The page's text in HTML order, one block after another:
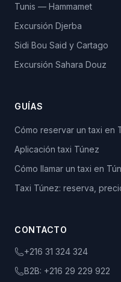
Tunis — Hammamet
Excursión Djerba
Sidi Bou Said y Cartago
Excursión Sahara Douz
GUÍAS
Cómo reservar un taxi en
Aplicación taxi Túnez
Cómo llamar un taxi en
Taxi Túnez: reserva,
CONTACTO
+216 31 324 324
B2B: +216 29 229 922